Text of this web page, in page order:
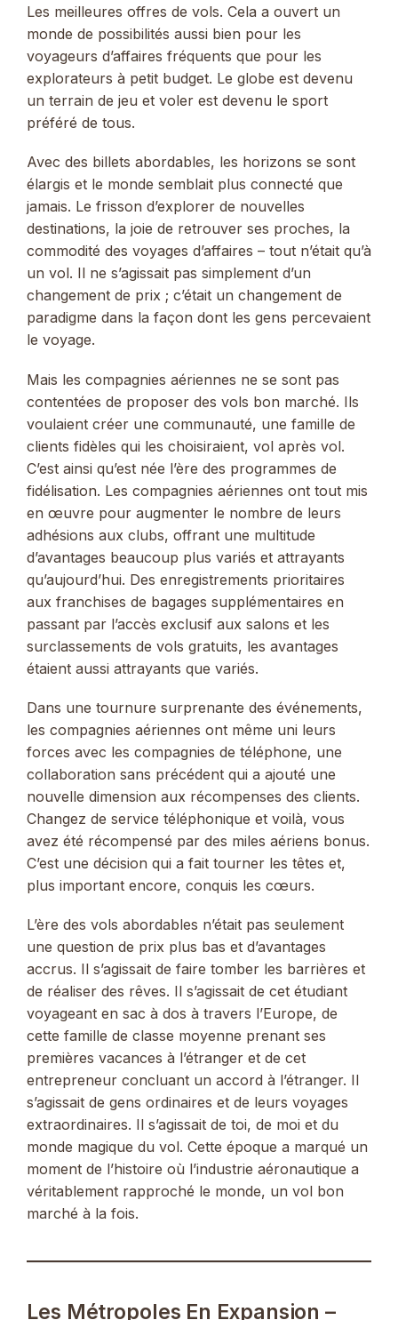
Les meilleures offres de vols. Cela a ouvert un
monde de possibilités aussi bien pour les
voyageurs d’affaires fréquents que pour les
explorateurs à petit budget. Le globe est devenu
un terrain de jeu et voler est devenu le sport
préféré de tous.
Avec des billets abordables, les horizons se sont
élargis et le monde semblait plus connecté que
jamais. Le frisson d’explorer de nouvelles
destinations, la joie de retrouver ses proches, la
commodité des voyages d’affaires – tout n’était qu’à
un vol. Il ne s’agissait pas simplement d’un
changement de prix ; c’était un changement de
paradigme dans la façon dont les gens percevaient
le voyage.
Mais les compagnies aériennes ne se sont pas
contentées de proposer des vols bon marché. Ils
voulaient créer une communauté, une famille de
clients fidèles qui les choisiraient, vol après vol.
C’est ainsi qu’est née l’ère des programmes de
fidélisation. Les compagnies aériennes ont tout mis
en œuvre pour augmenter le nombre de leurs
adhésions aux clubs, offrant une multitude
d’avantages beaucoup plus variés et attrayants
qu’aujourd’hui. Des enregistrements prioritaires
aux franchises de bagages supplémentaires en
passant par l’accès exclusif aux salons et les
surclassements de vols gratuits, les avantages
étaient aussi attrayants que variés.
Dans une tournure surprenante des événements,
les compagnies aériennes ont même uni leurs
forces avec les compagnies de téléphone, une
collaboration sans précédent qui a ajouté une
nouvelle dimension aux récompenses des clients.
Changez de service téléphonique et voilà, vous
avez été récompensé par des miles aériens bonus.
C’est une décision qui a fait tourner les têtes et,
plus important encore, conquis les cœurs.
L’ère des vols abordables n’était pas seulement
une question de prix plus bas et d’avantages
accrus. Il s’agissait de faire tomber les barrières et
de réaliser des rêves. Il s’agissait de cet étudiant
voyageant en sac à dos à travers l’Europe, de
cette famille de classe moyenne prenant ses
premières vacances à l’étranger et de cet
entrepreneur concluant un accord à l’étranger. Il
s’agissait de gens ordinaires et de leurs voyages
extraordinaires. Il s’agissait de toi, de moi et du
monde magique du vol. Cette époque a marqué un
moment de l’histoire où l’industrie aéronautique a
véritablement rapproché le monde, un vol bon
marché à la fois.
Les Métropoles En Expansion –